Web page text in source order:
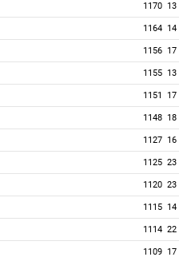
1170 13
1164 14
1156 17
1155 13
1151 17
1148 18
1127 16
1125 23
1120 23
1115 14
1114 22
1109 17